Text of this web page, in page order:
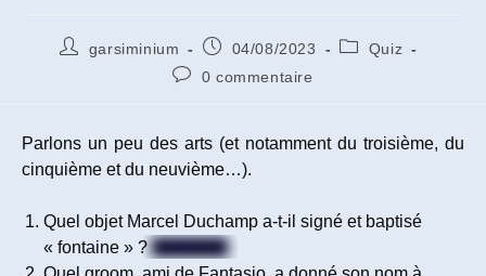
Auteur/autrice
garsiminium
Publication
04/08/2023
PostQuiz
Commentaires
publication :
0 commentaire
Parlons un peu des arts (et notamment du troisième, du
cinquième et du neuvième…).
Quel objet Marcel Duchamp a-t-il signé et baptisé
« fontaine » ? Un urinoir